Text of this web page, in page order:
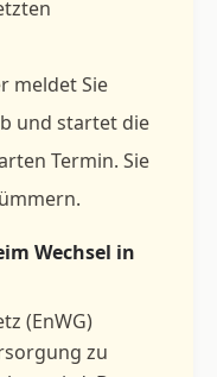
meldet Sie
und startet die
Termin. Sie
Wechsel in
(EnWG)
zu